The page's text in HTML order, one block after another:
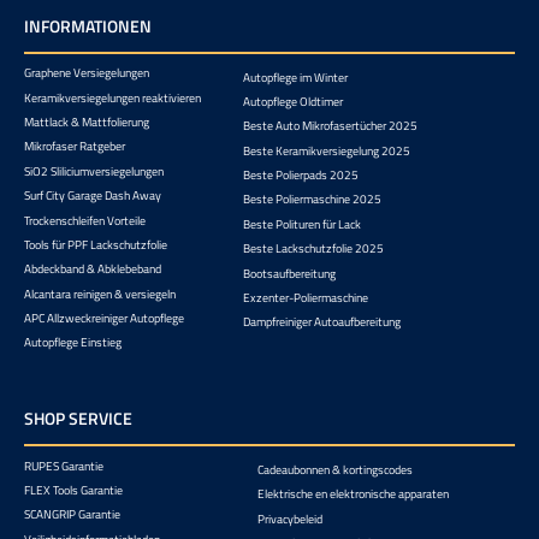
INFORMATIONEN
Graphene Versiegelungen
Keramikversiegelungen reaktivieren
Mattlack & Mattfolierung
Mikrofaser Ratgeber
SiO2 Sliliciumversiegelungen
Surf City Garage Dash Away
Trockenschleifen Vorteile
Tools für PPF Lackschutzfolie
Abdeckband & Abklebeband
Alcantara reinigen & versiegeln
APC Allzweckreiniger Autopflege
Autopflege Einstieg
Autopflege im Winter
Autopflege Oldtimer
Beste Auto Mikrofasertücher 2025
Beste Keramikversiegelung 2025
Beste Polierpads 2025
Beste Poliermaschine 2025
Beste Polituren für Lack
Beste Lackschutzfolie 2025
Bootsaufbereitung
Exzenter-Poliermaschine
Dampfreiniger Autoaufbereitung
SHOP SERVICE
RUPES Garantie
FLEX Tools Garantie
SCANGRIP Garantie
Cadeaubonnen & kortingscodes
Elektrische en elektronische apparaten
Privacybeleid